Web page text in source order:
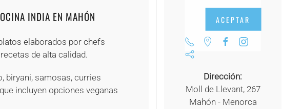
INDIA EN MAHÓN
elaborados por chefs
de alta calidad.
biryani, samosas, curries
incluyen opciones veganas
ACEPTAR
Dirección:
Moll de Llevant, 267
Mahón - Menorca